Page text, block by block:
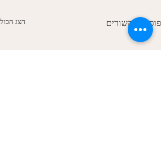
פוסטים קשורים הצג הכול